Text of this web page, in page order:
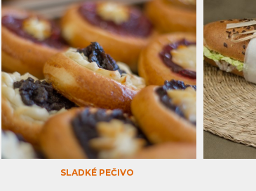
SLADKÉ PEČIVO